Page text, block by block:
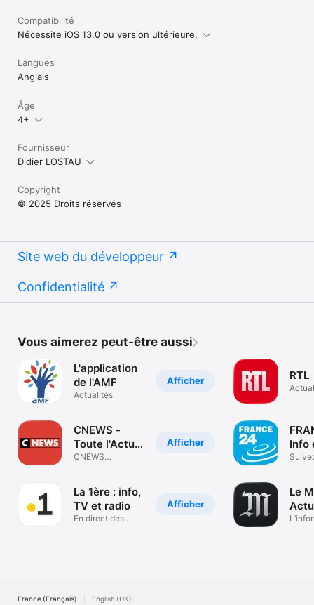
Compatibilité
Nécessite iOS 13.0 ou version ultérieure.
Langues
Anglais
Âge
4+
Fournisseur
Didier LOSTAU
Copyright
© 2025 Droits réservés
Site web du développeur
Confidentialité
Vous aimerez peut-être aussi
Afficher
L'application
de l'AMF
Actualités
Afficher
CNEWS -
Toute l'Actu
en direct
CNEWS
Afficher
La 1ère : info,
TV et radio
En direct des
RTL
Info
Le
France (Français) English (UK)